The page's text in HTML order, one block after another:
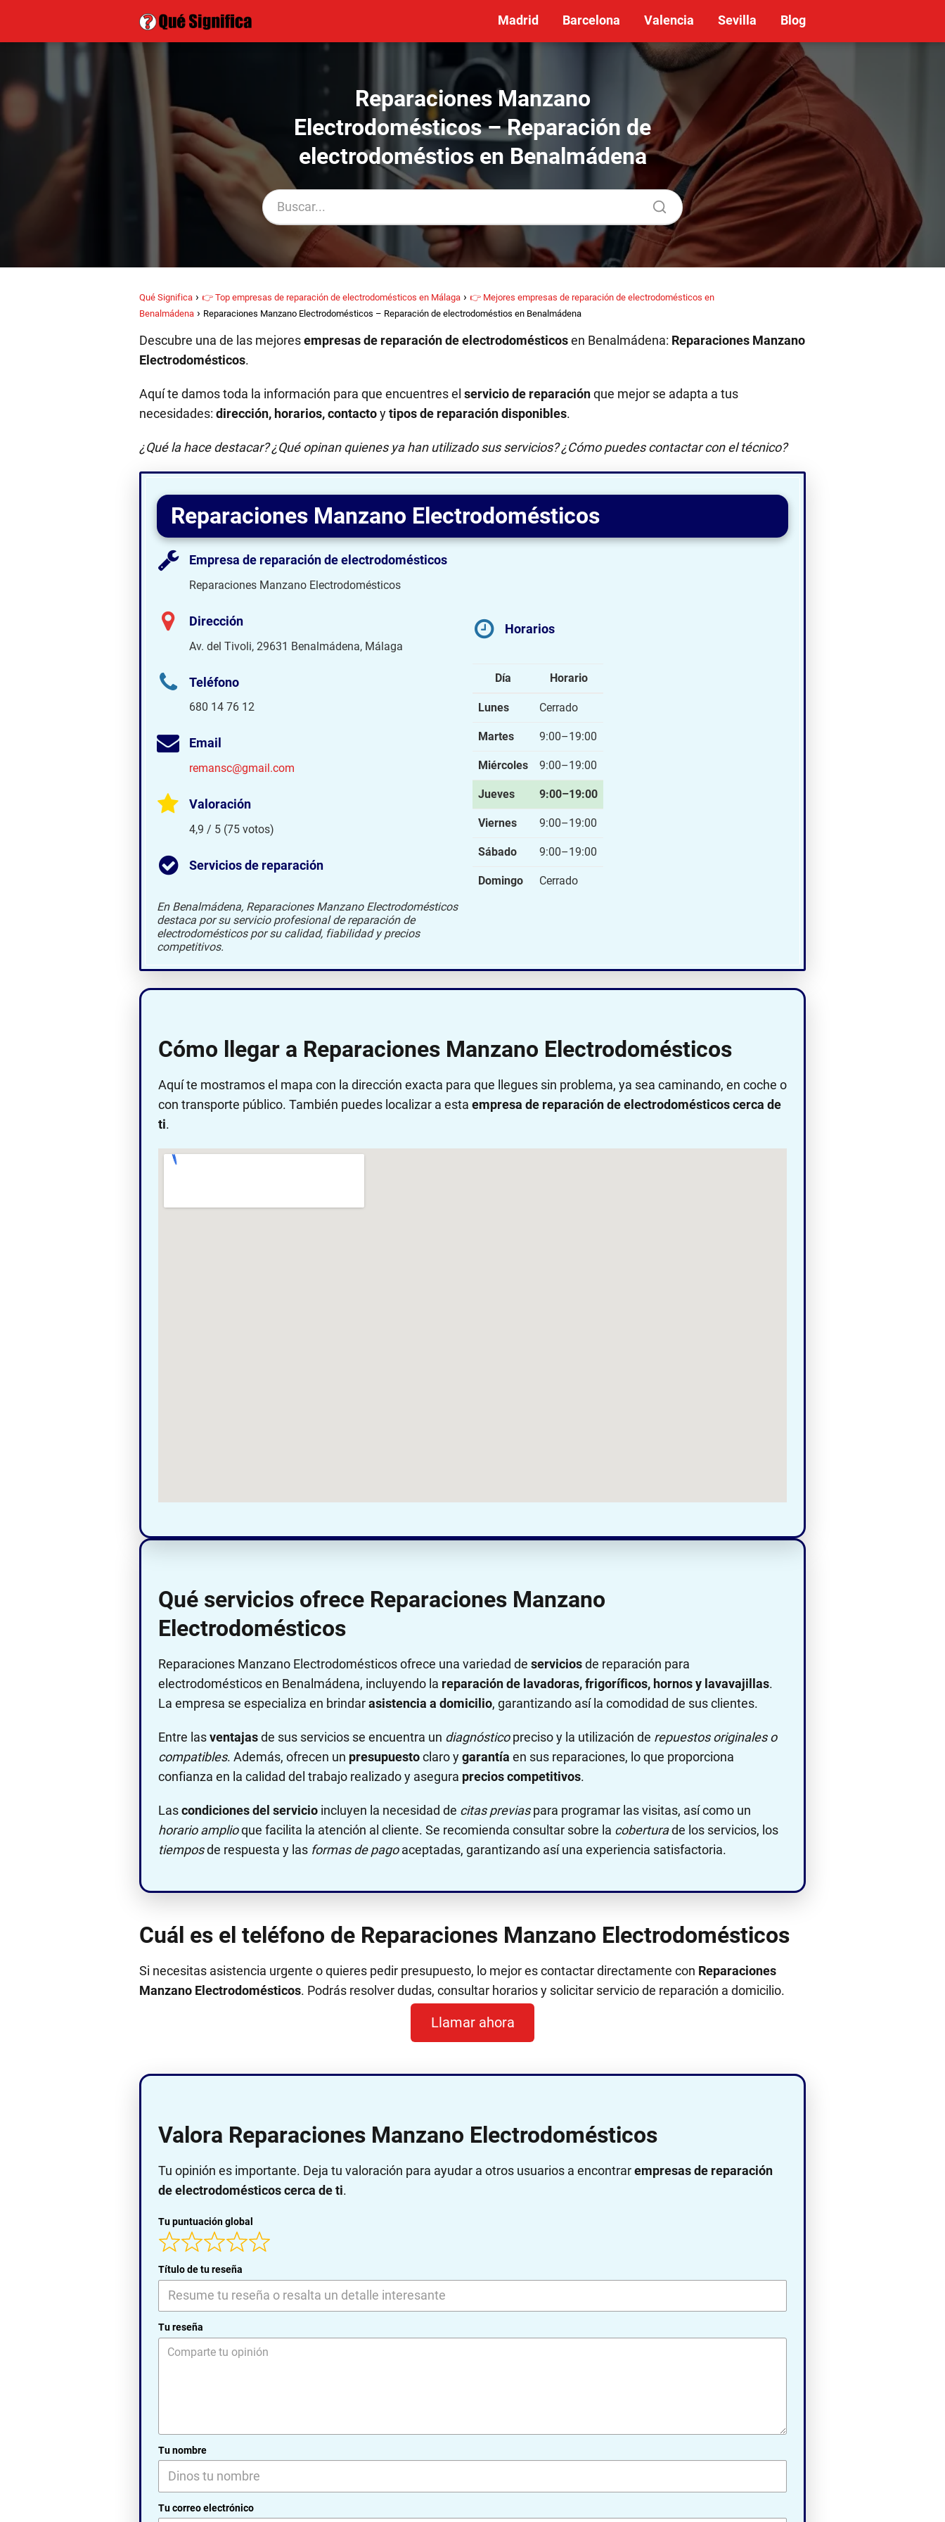
Madrid Barcelona Valencia Sevilla Blog
Reparaciones Manzano
Electrodomésticos – Reparación de
electrodoméstios en Benalmádena
Qué Significa 👉 Top empresas de reparación de electrodomésticos en Málaga
👉 Mejores empresas de reparación de electrodomésticos en
Benalmádena
Reparaciones Manzano Electrodomésticos – Reparación de electrodoméstios en Benalmádena
Descubre una de las mejoresempresas de reparación de electrodomésticosen Benalmádena: Reparaciones Manzano
Electrodomésticos.
Aquí te damos toda la información para que encuentres el servicio de reparaciónque mejor se adapta a tus
necesidades: dirección, horarios, contactoytipos de reparación disponibles.
¿Qué la hace destacar? ¿Qué opinan quienes ya han utilizado sus servicios? ¿Cómo puedes contactar con el técnico?
Reparaciones Manzano Electrodomésticos
Empresa de reparación de electrodomésticos
Reparaciones Manzano Electrodomésticos
Dirección
Av. del Tivoli, 29631 Benalmádena, Málaga
Teléfono
680 14 76 12
Email
remansc@gmail.com
Valoración
4,9 / 5 (75 votos)
Servicios de reparación
En Benalmádena, Reparaciones Manzano Electrodomésticos
destaca por su servicio profesional de reparación de
electrodomésticos por su calidad, fiabilidad y precios
competitivos.
Horarios
Día Horario
Lunes Cerrado
Martes 9:00–19:00
Miércoles 9:00–19:00
Jueves 9:00–19:00
Viernes 9:00–19:00
Sábado 9:00–19:00
Domingo Cerrado
Cómo llegar a Reparaciones Manzano Electrodomésticos
Aquí te mostramos el mapa con la dirección exacta para que llegues sin problema, ya sea caminando, en coche o
con transporte público. También puedes localizar a esta empresa de reparación de electrodomésticos cerca de
ti.
Qué servicios ofrece Reparaciones Manzano
Electrodomésticos
Reparaciones Manzano Electrodomésticos ofrece una variedad de serviciosde reparación para
electrodomésticos en Benalmádena, incluyendo la reparación de lavadoras, frigoríficos, hornos y lavavajillas.
La empresa se especializa en brindarasistencia a domicilio, garantizando así la comodidad de sus clientes.
Entre lasventajasde sus servicios se encuentra un diagnósticopreciso y la utilización de repuestos originales o
compatibles. Además, ofrecen un presupuestoclaro ygarantía en sus reparaciones, lo que proporciona
confianza en la calidad del trabajo realizado y asegura precios competitivos.
Lascondiciones del servicio incluyen la necesidad de citas previaspara programar las visitas, así como un
horario amplioque facilita la atención al cliente. Se recomienda consultar sobre la coberturade los servicios, los
tiemposde respuesta y las formas de pagoaceptadas, garantizando así una experiencia satisfactoria.
Cuál es el teléfono de Reparaciones Manzano Electrodomésticos
Si necesitas asistencia urgente o quieres pedir presupuesto, lo mejor es contactar directamente con Reparaciones
Manzano Electrodomésticos. Podrás resolver dudas, consultar horarios y solicitar servicio de reparación a domicilio.
Llamar ahora
Valora Reparaciones Manzano Electrodomésticos
Tu opinión es importante. Deja tu valoración para ayudar a otros usuarios a encontrarempresas de reparación
de electrodomésticos cerca de ti.
Tu puntuación global
Título de tu reseña
Tu reseña
Tu nombre
Tu correo electrónico